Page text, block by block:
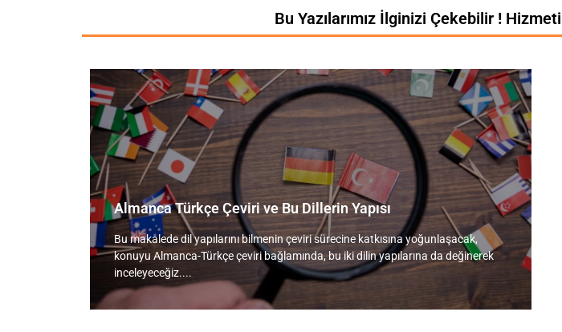
Bu Yazılarımız İlginizi Çekebilir !
Almanca Türkçe Çeviri ve Bu Dillerin Yapısı
Bu makalede dil yapılarını bilmenin çeviri sürecine katkısına yoğunlaşacak,
konuyu Almanca-Türkçe çeviri bağlamında, bu iki dilin yapılarına da değinerek
inceleyeceğiz....